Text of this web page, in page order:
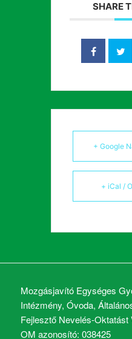
SHARE
+ Google
+ iCal /
Mozgásjavító Egységes
Intézmény, Óvoda,
Fejlesztő Nevelés-
OM azonosító: 038425